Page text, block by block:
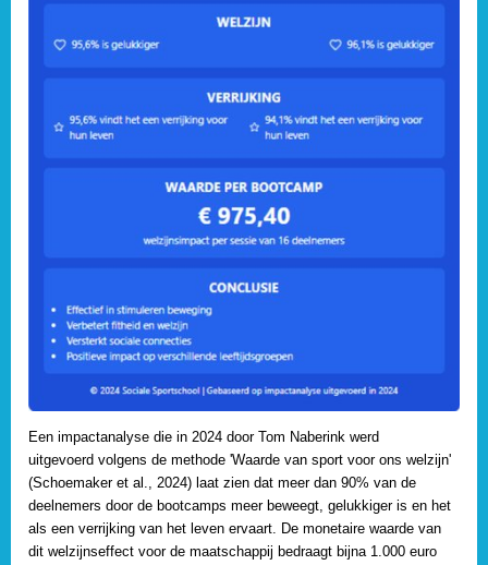
Een impactanalyse die in 2024 door Tom Naberink werd
uitgevoerd volgens de methode 'Waarde van sport voor ons welzijn'
(Schoemaker et al., 2024) laat zien dat meer dan 90% van de
deelnemers door de bootcamps meer beweegt, gelukkiger is en het
als een verrijking van het leven ervaart. De monetaire waarde van
dit welzijnseffect voor de maatschappij bedraagt bijna 1.000 euro